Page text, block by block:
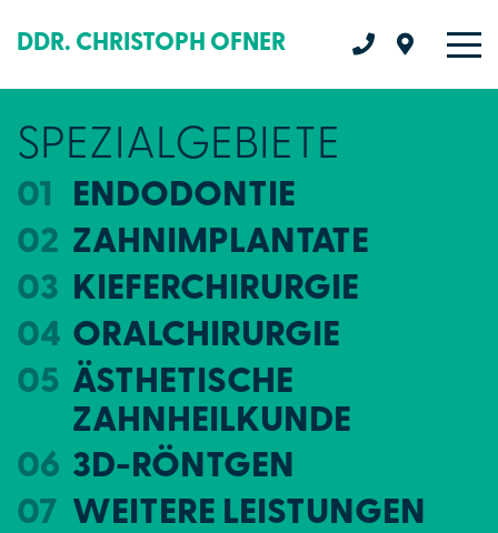
DDR. CHRISTOPH OFNER
SPEZIALGEBIETE
ENDODONTIE
ZAHNIMPLANTATE
KIEFERCHIRURGIE
ORALCHIRURGIE
ÄSTHETISCHE
ZAHNHEILKUNDE
3D-RÖNTGEN
WEITERE LEISTUNGEN